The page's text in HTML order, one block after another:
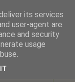
its services
user-agent are
and security
usage